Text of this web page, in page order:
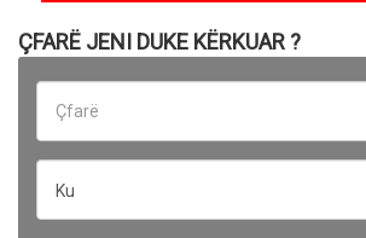
ÇFARË JENI DUKE KËRKUAR ?
Ku